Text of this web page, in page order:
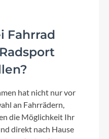
Nabe
Schnellspanner
Fahrrad
hat nicht nur vor
an Fahrrädern,
die Möglichkeit Ihr
direkt nach Hause